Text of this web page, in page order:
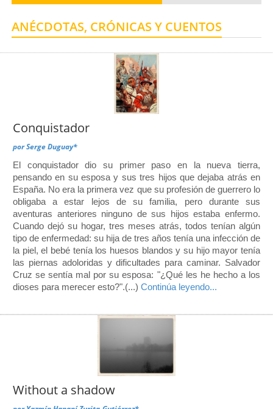
Centro de Enseñanza para Extranjeros, Taxco
Centro de Enseñanza para Extranjeros, Polanco
ANÉCDOTAS, CRÓNICAS Y CUENTOS
Conquistador
porSerge Duguay*
El conquistador dio su primer paso en la nueva tierra,
pensando en su esposa y sus tres hijos que dejaba atrás en
España. No era la primera vez que su profesión de guerrero lo
obligaba a estar lejos de su familia, pero durante sus
aventuras anteriores ninguno de sus hijos estaba enfermo.
Cuando dejó su hogar, tres meses atrás, todos tenían algún
tipo de enfermedad: su hija de tres años tenía una infección de
la piel, el bebé tenía los huesos blandos y su hijo mayor tenía
las piernas adoloridas y dificultades para caminar. Salvador
Cruz se sentía mal por su esposa: "¿Qué les he hecho a los
dioses para merecer esto?".(...) Continúa leyendo...
Without a shadow